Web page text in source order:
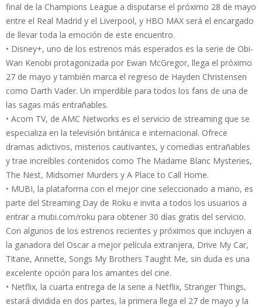
final de la Champions League a disputarse el próximo 28 de mayo
entre el Real Madrid y el Liverpool, y HBO MAX será el encargado
de llevar toda la emoción de este encuentro.
• Disney+, uno de los estrenos más esperados es la serie de Obi-
Wan Kenobi protagonizada por Ewan McGregor, llega el próximo
27 de mayo y también marca el regreso de Hayden Christensen
como Darth Vader. Un imperdible para todos los fans de una de
las sagas más entrañables.
• Acorn TV, de AMC Networks es el servicio de streaming que se
especializa en la televisión británica e internacional. Ofrece
dramas adictivos, misterios cautivantes, y comedias entrañables
y trae increíbles contenidos como The Madame Blanc Mysteries,
The Nest, Midsomer Murders y A Place to Call Home.
• MUBI, la plataforma con el mejor cine seleccionado a mano, es
parte del Streaming Day de Roku e invita a todos los usuarios a
entrar a mubi.com/roku para obtener 30 días gratis del servicio.
Con algunos de los estrenos recientes y próximos que incluyen a
la ganadora del Oscar a mejor película extranjera, Drive My Car,
Titane, Annette, Songs My Brothers Taught Me, sin duda es una
excelente opción para los amantes del cine.
• Netflix, la cuarta entrega de la serie a Netflix, Stranger Things,
estará dividida en dos partes, la primera llega el 27 de mayo y la